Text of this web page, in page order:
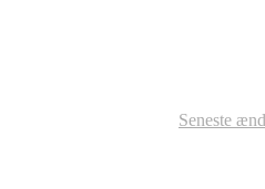
Seneste